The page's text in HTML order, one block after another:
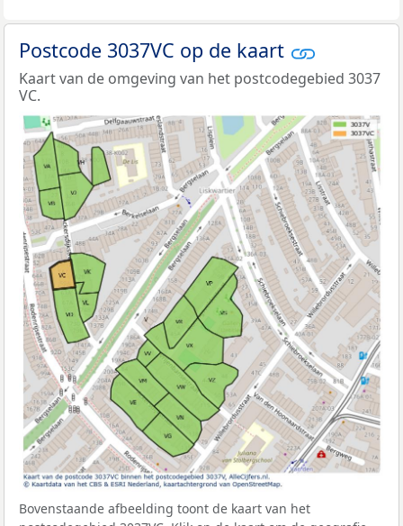
Postcode 3037VC op de kaart
Kaart van de omgeving van het postcodegebied 3037
VC.
Bovenstaande afbeelding toont de kaart van het